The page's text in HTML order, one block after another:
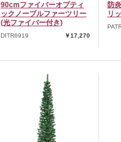
90cmファイバーオプティ
ックノーブルファーツリー
(光ファイバー付き)
DITR6919 ￥17,270
防
リ